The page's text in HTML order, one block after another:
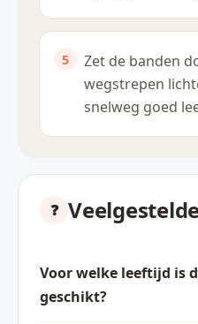
Zet de banden
wegstrepen
snelweg goed
Voor welke leeftijd is
geschikt?